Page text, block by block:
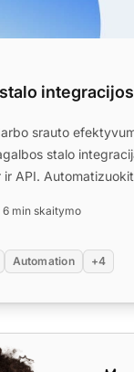
integracijos
srauto
stalo
ir API.
6 min skaitymo
Automation +4